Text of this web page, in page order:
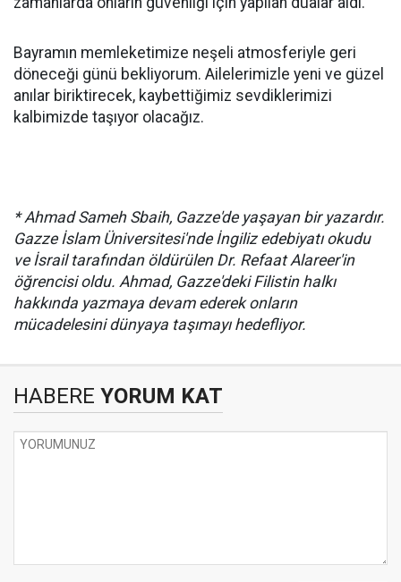
Bayramın memleketimize neşeli atmosferiyle geri
döneceği günü bekliyorum. Ailelerimizle yeni ve güzel
anılar biriktirecek, kaybettiğimiz sevdiklerimizi
kalbimizde taşıyor olacağız.
* Ahmad Sameh Sbaih, Gazze'de yaşayan bir yazardır.
Gazze İslam Üniversitesi'nde İngiliz edebiyatı okudu
ve İsrail tarafından öldürülen Dr. Refaat Alareer'in
öğrencisi oldu. Ahmad, Gazze'deki Filistin halkı
hakkında yazmaya devam ederek onların
mücadelesini dünyaya taşımayı hedefliyor.
HABERE YORUM KAT